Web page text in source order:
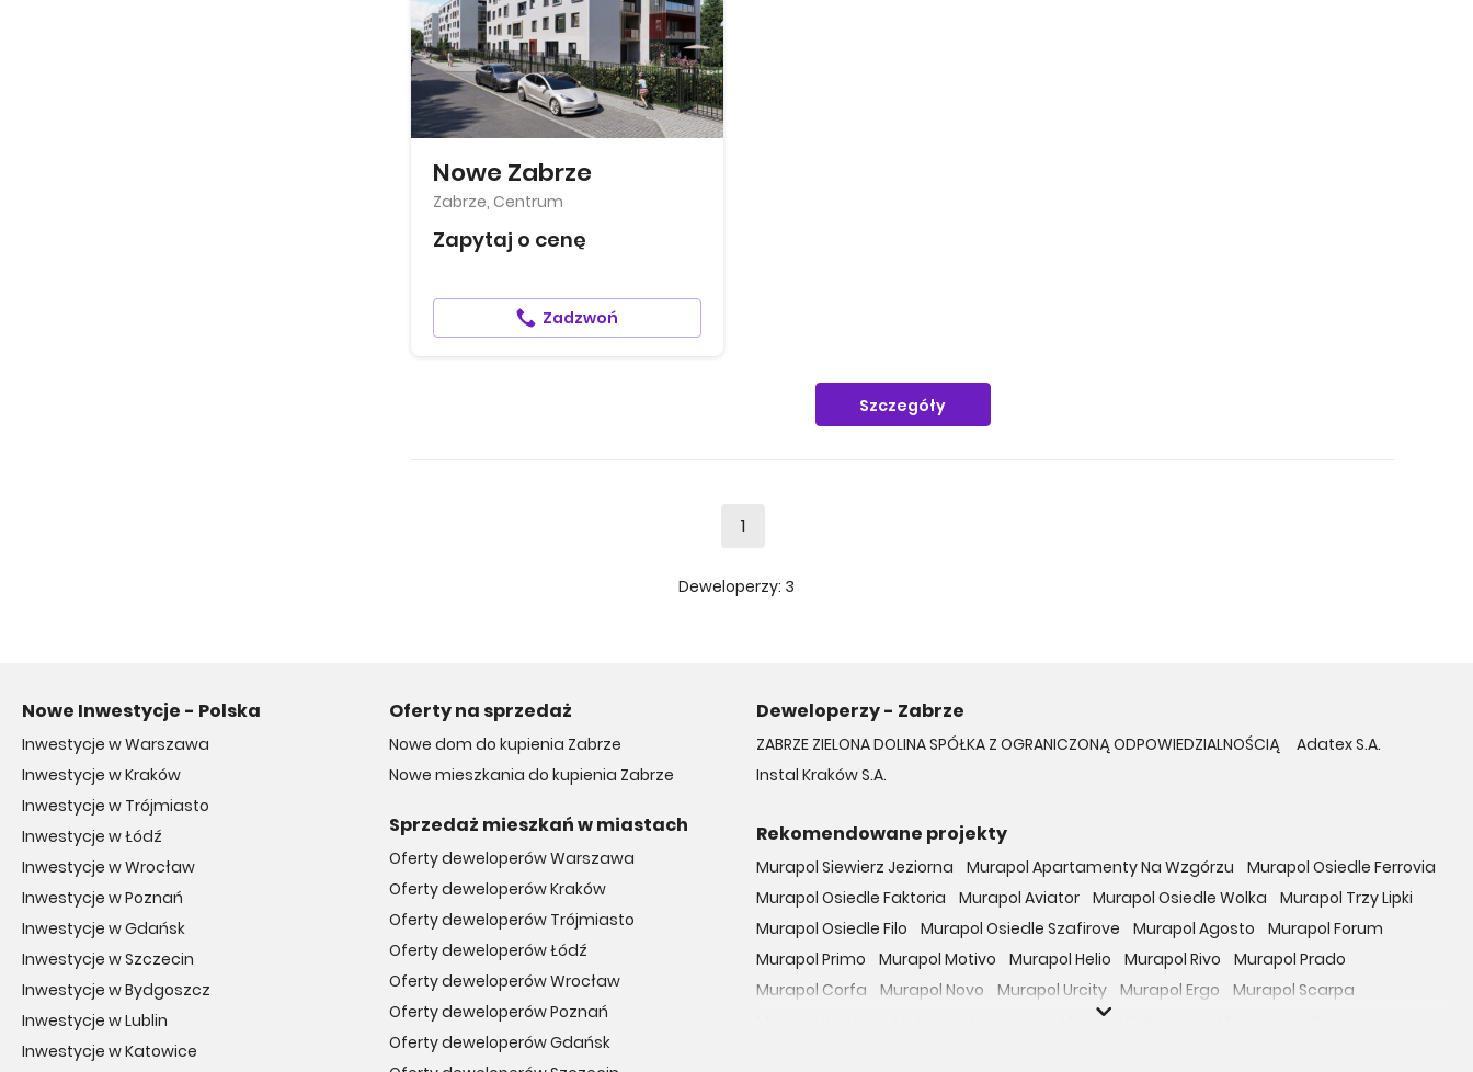
Nowe Zabrze
Zabrze, Centrum
Zapytaj o cenę
Zadzwoń
Szczegóły
1
Deweloperzy: 3
Nowe Inwestycje - Polska
Inwestycje w Warszawa
Inwestycje w Kraków
Inwestycje w Trójmiasto
Inwestycje w Łódź
Inwestycje w Wrocław
Inwestycje w Poznań
Inwestycje w Gdańsk
Inwestycje w Szczecin
Inwestycje w Bydgoszcz
Inwestycje w Lublin
Inwestycje w Katowice
Oferty na sprzedaż
Nowe dom do kupienia Zabrze
Nowe mieszkania do kupienia Zabrze
Sprzedaż mieszkań w miastach
Oferty deweloperów Warszawa
Oferty deweloperów Kraków
Oferty deweloperów Trójmiasto
Oferty deweloperów Łódź
Oferty deweloperów Wrocław
Oferty deweloperów Poznań
Oferty deweloperów Gdańsk
Deweloperzy - Zabrze
ZABRZE ZIELONA DOLINA SPÓŁKA Z OGRANICZONĄ ODPOWIEDZIALNOŚCIĄ
Adatex S.A.
Instal Kraków S.A.
Rekomendowane projekty
Murapol Siewierz Jeziorna Murapol Apartamenty Na Wzgórzu
Murapol Osiedle Ferrovia
Murapol Osiedle Faktoria
Murapol Aviator Murapol Osiedle Wolka
Murapol Trzy Lipki
Murapol Osiedle Filo
Murapol Osiedle Szafirove Murapol Agosto
Murapol Forum
Murapol Primo
Murapol Motivo Murapol Helio Murapol Rivo
Murapol Prado
Murapol Corfa
Murapol Novo Murapol Urcity Murapol Ergo
Murapol Scarpa
Murapol GreenCity